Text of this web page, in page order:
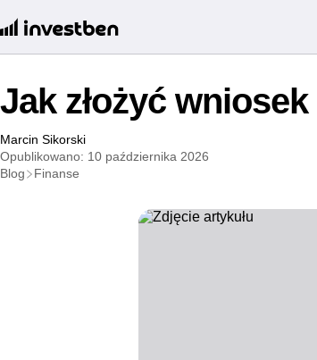
Jak złożyć
Marcin Sikorski
Opublikowano: 10 października 2026
Blog
Finanse